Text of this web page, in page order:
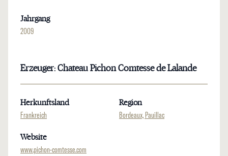
Jahrgang
2009
Erzeuger: Chateau Pichon Comtesse de Lalande
Herkunftsland
Frankreich
Region
Bordeaux, Pauillac
Website
www.pichon-comtesse.com